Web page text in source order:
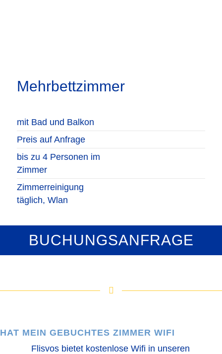
Mehrbettzimmer
mit Bad und Balkon
Preis auf Anfrage
bis zu 4 Personen im
Zimmer
Zimmerreinigung
täglich, Wlan
BUCHUNGSANFRAGE
HAT MEIN GEBUCHTES ZIMMER WIFI
Flisvos bietet kostenlose Wifi in unseren